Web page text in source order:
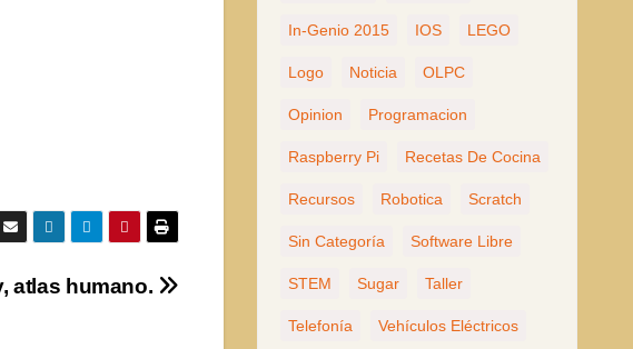
atlas humano.
In-Genio 2015 IOS LEGO
Logo Noticia OLPC
Opinion Programacion
Raspberry Pi Recetas De Cocina
Recursos Robotica Scratch
Sin Categoría Software Libre
STEM Sugar Taller
Telefonía Vehículos Eléctricos